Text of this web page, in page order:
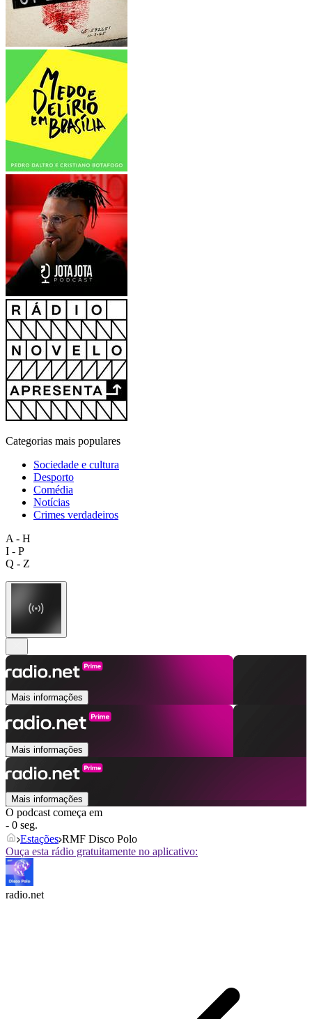
Categorias mais populares
Sociedade e cultura
Desporto
Comédia
Notícias
Crimes verdadeiros
A - H
I - P
Q - Z
Mais informações
Mais informações
Mais informações
O podcast começa em
- 0 seg.
Estações RMF Disco Polo
Ouça esta rádio gratuitamente no aplicativo:
radio.net